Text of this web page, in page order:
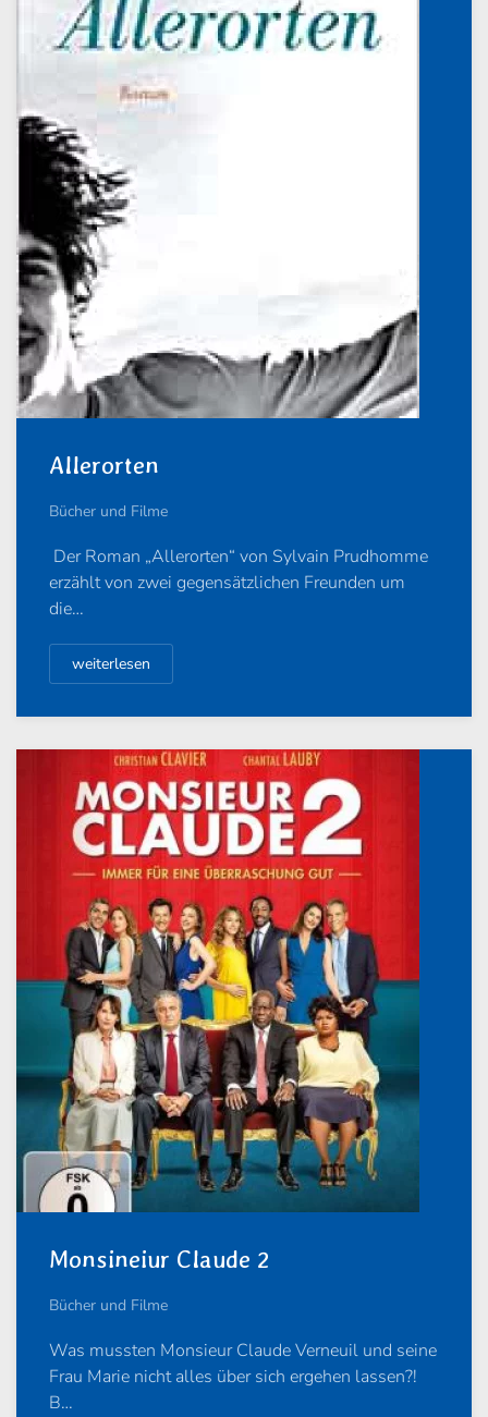
Allerorten
Bücher und Filme
Der Roman „Allerorten“ von Sylvain Prudhomme
erzählt von zwei gegensätzlichen Freunden um
die…
weiterlesen
Monsineiur Claude 2
Bücher und Filme
Was mussten Monsieur Claude Verneuil und seine
Frau Marie nicht alles über sich ergehen lassen?!
B…